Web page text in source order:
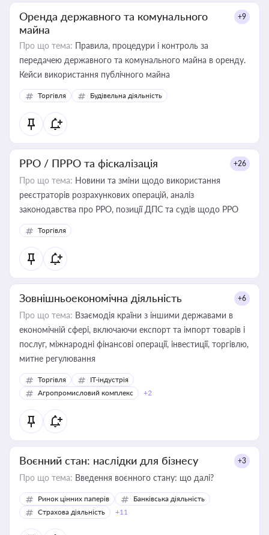
Оренда державного та комунального
майна
+9
Про що тема: Правила, процедури і контроль за
передачею державного та комунального майна в оренду.
Кейси використання публічного майна
Торгівля Будівельна діяльність
РРО / ПРРО та фіскалізація +26
Про що тема: Новини та зміни щодо використання
реєстраторів розрахункових операцій, аналіз
законодавства про РРО, позиції ДПС та судів щодо РРО
Торгівля
Зовнішньоекономічна діяльність +6
Про що тема: Взаємодія країни з іншими державами в
економічній сфері, включаючи експорт та імпорт товарів і
послуг, міжнародні фінансові операції, інвестиції, торгівлю,
митне регулювання
Торгівля
IT-індустрія
Агропромисловий комплекс
+2
Воєнний стан: наслідки для бізнесу +3
Про що тема: Введення воєнного стану: що далі?
Ринок цінних паперів
Банківська діяльність
Страхова діяльність
+11